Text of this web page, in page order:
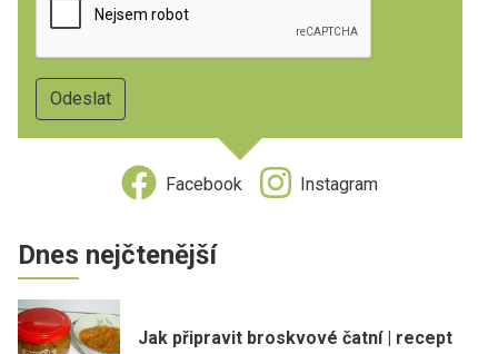
Facebook Instagram
Dnes nejčtenější
Jak připravit broskvové čatní | recept